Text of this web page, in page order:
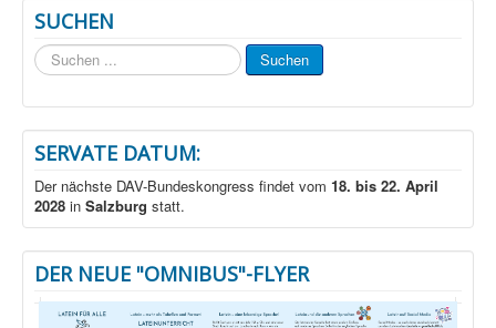
SUCHEN
Suchen
...
Suchen
SERVATE DATUM:
Der nächste DAV-Bundeskongress findet vom 18. bis 22. April
2028 in Salzburg statt.
DER NEUE "OMNIBUS"-FLYER